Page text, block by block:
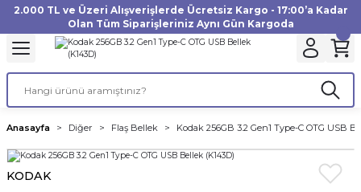
2.000 TL ve Üzeri Alışverişlerde Ücretsiz Kargo - 17:00’a Kadar
Olan Tüm Siparişleriniz Aynı Gün Kargoda
Geri Dön
Geri Dön
Geri Dön
Geri Dön
Geri Dön
Geri Dön
Geri Dön
Geri Dön
Geri Dön
Geri Dön
Geri Dön
Geri Dön
Anasayfa Diğer Flaş Bellek Kodak 256GB 3.2 Gen1 Type-C OTG USB
KODAK